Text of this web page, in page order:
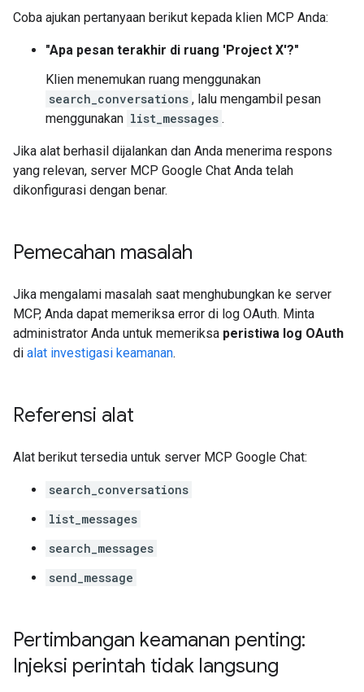
Coba ajukan pertanyaan berikut kepada klien MCP Anda:
"Apa pesan terakhir di ruang 'Project X'?"
Klien menemukan ruang menggunakan
search_conversations , lalu mengambil pesan
menggunakan list_messages .
Jika alat berhasil dijalankan dan Anda menerima respons
yang relevan, server MCP Google Chat Anda telah
dikonfigurasi dengan benar.
Pemecahan masalah
Jika mengalami masalah saat menghubungkan ke server
MCP, Anda dapat memeriksa error di log OAuth. Minta
administrator Anda untuk memeriksa peristiwa log OAuth
di alat investigasi keamanan.
Referensi alat
Alat berikut tersedia untuk server MCP Google Chat:
search_conversations
list_messages
search_messages
send_message
Pertimbangan keamanan penting:
Injeksi perintah tidak langsung